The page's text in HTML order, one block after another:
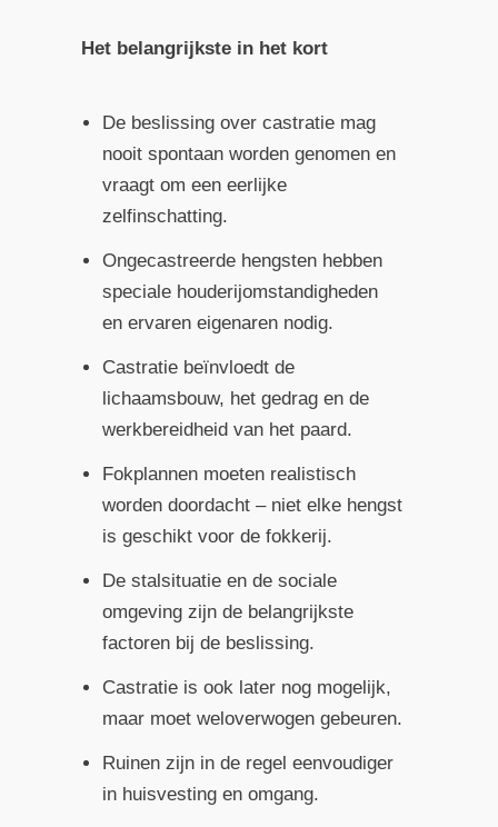
Het belangrijkste in het kort
De beslissing over castratie mag
nooit spontaan worden genomen en
vraagt om een eerlijke
zelfinschatting.
Ongecastreerde hengsten hebben
speciale houderijomstandigheden
en ervaren eigenaren nodig.
Castratie beïnvloedt de
lichaamsbouw, het gedrag en de
werkbereidheid van het paard.
Fokplannen moeten realistisch
worden doordacht – niet elke hengst
is geschikt voor de fokkerij.
De stalsituatie en de sociale
omgeving zijn de belangrijkste
factoren bij de beslissing.
Castratie is ook later nog mogelijk,
maar moet weloverwogen gebeuren.
Ruinen zijn in de regel eenvoudiger
in huisvesting en omgang.